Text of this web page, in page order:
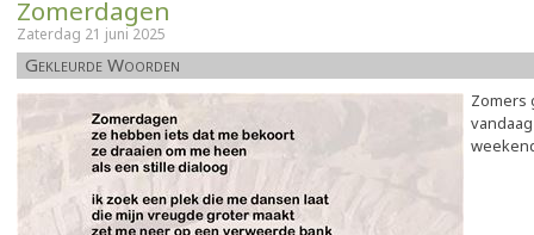
Zomerdagen
Zaterdag 21 juni 2025
Gekleurde Woorden
Zomers